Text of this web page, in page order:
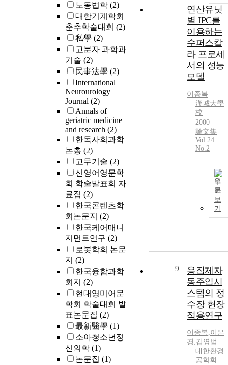
노동법학 (2)
대한기계학회
춘추학술대회 (2)
私學 (2)
고분자 과학과
기술 (2)
民事法學 (2)
International
Neurourology
Journal (2)
Annals of
geriatric medicine
and research (2)
한독사회과학
논총 (2)
고무기술 (2)
신영어영문학
회 학술발표회 자
료집 (2)
한국콘텐츠학
회논문지 (2)
한국케어매니
지먼트연구 (2)
로봇학회 논문
지 (2)
한국융합과학
회지 (2)
현대영미어문
학회 학술대회 발
표논문집 (2)
最新醫學 (1)
소아청소년정
신의학 (1)
논문집 (1)
연산유닛
별 IPC를
이용하는
수퍼스칼
라 프로세
서의 성능
모델
이종복
漢城大學
校
2000
論文集
Vol.24
No.2
원
문
보
기
9
응집제자
동주입시
스템의 정
수장 현장
적용연구
이종복,이은
경 ,김영범
대한환경
공학회